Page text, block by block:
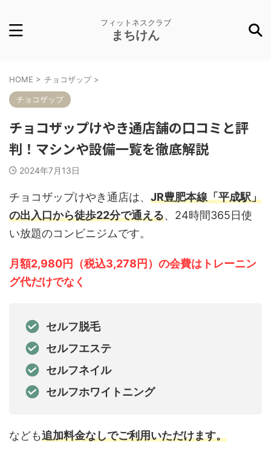
フィットネスクラブ
まちけん
HOME > チョコザップ >
チョコザップ
チョコザップけやき通店舗の口コミと評
判！マシンや設備一覧を徹底解説
2024年7月13日
チョコザップけやき通店は、 JR豊肥本線「平成駅」
の出入口から徒歩22分で通える、24時間365日使
い放題のコンビニジムです。
月額2,980円（税込3,278円）の会費はトレーニン
グ代だけでなく
セルフ脱毛
セルフエステ
セルフネイル
セルフホワイトニング
なども追加料金なしでご利用いただけます。